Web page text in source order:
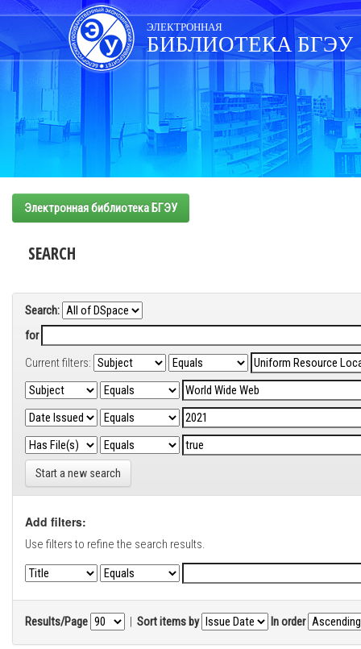
Skip
navigation
ЭЛЕКТРОННАЯ
БИБЛИОТЕКА БГЭУ
Электронная библиотека БГЭУ
SEARCH
Search:
for
Current filters:
Start a new search
Add filters:
Use filters to refine the search results.
Results/Page | Sort items by In order